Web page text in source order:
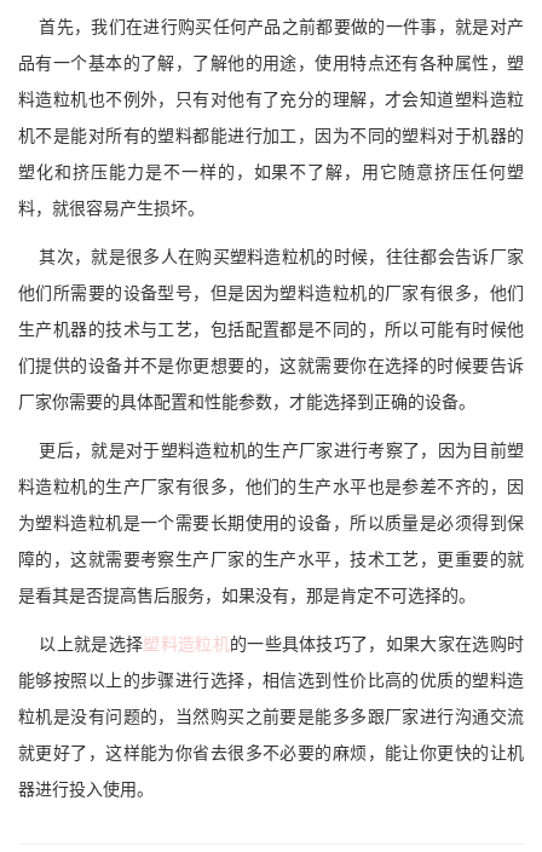
首先，我们在进行购买任何产品之前都要做的一件事，就是对产
品有一个基本的了解，了解他的用途，使用特点还有各种属性，塑
料造粒机也不例外，只有对他有了充分的理解，才会知道塑料造粒
机不是能对所有的塑料都能进行加工，因为不同的塑料对于机器的
塑化和挤压能力是不一样的，如果不了解，用它随意挤压任何塑
料，就很容易产生损坏。
其次，就是很多人在购买塑料造粒机的时候，往往都会告诉厂家
他们所需要的设备型号，但是因为塑料造粒机的厂家有很多，他们
生产机器的技术与工艺，包括配置都是不同的，所以可能有时候他
们提供的设备并不是你更想要的，这就需要你在选择的时候要告诉
厂家你需要的具体配置和性能参数，才能选择到正确的设备。
更后，就是对于塑料造粒机的生产厂家进行考察了，因为目前塑
料造粒机的生产厂家有很多，他们的生产水平也是参差不齐的，因
为塑料造粒机是一个需要长期使用的设备，所以质量是必须得到保
障的，这就需要考察生产厂家的生产水平，技术工艺，更重要的就
是看其是否提高售后服务，如果没有，那是肯定不可选择的。
以上就是选择塑料造粒机的一些具体技巧了，如果大家在选购时
能够按照以上的步骤进行选择，相信选到性价比高的优质的塑料造
粒机是没有问题的，当然购买之前要是能多多跟厂家进行沟通交流
就更好了，这样能为你省去很多不必要的麻烦，能让你更快的让机
器进行投入使用。